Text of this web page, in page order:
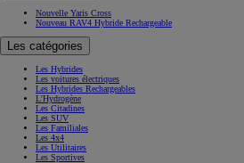
Nouvelle Yaris Cross
Nouveau RAV4 Hybride Rechargeable
Les catégories
Les Hybrides
Les voitures électriques
Les Hybrides Rechargeables
L'Hydrogène
Les Citadines
Les SUV
Les Familiales
Les 4x4
Les Utilitaires
Les Sportives